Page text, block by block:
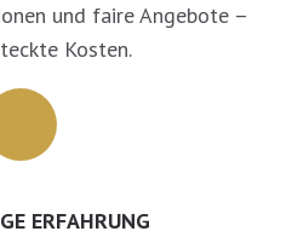
und faire Angebote –
Kosten.
ERFAHRUNG